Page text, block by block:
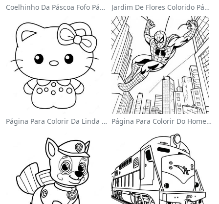
Coelhinho Da Páscoa Fofo Página Para Colorir Jardim De Flores Colorido Página Para Colorir
Página Para Colorir Da Linda Hello Kitty Com Laço Página Para Colorir Do Homem-Aranha Balançando Pela Cidade